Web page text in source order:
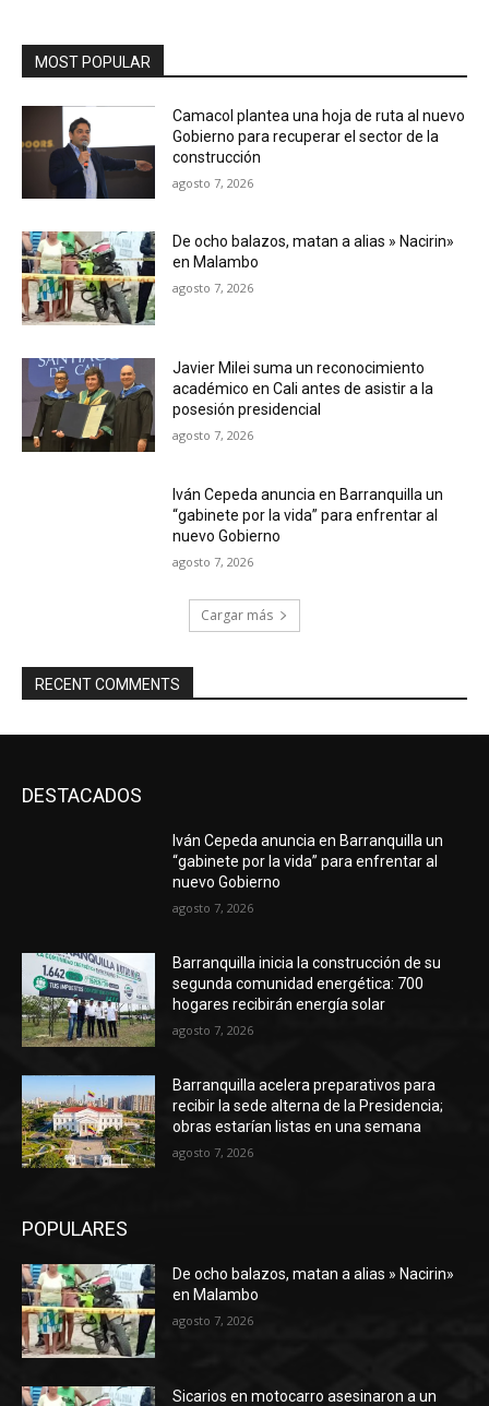
MOST POPULAR
Camacol plantea una hoja de ruta al nuevo
Gobierno para recuperar el sector de la
construcción
agosto 7, 2026
De ocho balazos, matan a alias » Nacirin»
en Malambo
agosto 7, 2026
Javier Milei suma un reconocimiento
académico en Cali antes de asistir a la
posesión presidencial
agosto 7, 2026
Iván Cepeda anuncia en Barranquilla un
“gabinete por la vida” para enfrentar al
nuevo Gobierno
agosto 7, 2026
Cargar más
RECENT COMMENTS
DESTACADOS
Iván Cepeda anuncia en Barranquilla un
“gabinete por la vida” para enfrentar al
nuevo Gobierno
agosto 7, 2026
Barranquilla inicia la construcción de su
segunda comunidad energética: 700
hogares recibirán energía solar
agosto 7, 2026
Barranquilla acelera preparativos para
recibir la sede alterna de la Presidencia;
obras estarían listas en una semana
agosto 7, 2026
POPULARES
De ocho balazos, matan a alias » Nacirin»
en Malambo
agosto 7, 2026
Sicarios en motocarro asesinaron a un